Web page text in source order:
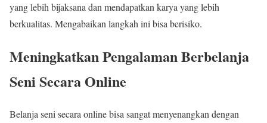
yang lebih bijaksana dan mendapatkan karya yang lebih
berkualitas. Mengabaikan langkah ini bisa berisiko.
Meningkatkan Pengalaman Berbelanja
Seni Secara Online
Belanja seni secara online bisa sangat menyenangkan dengan